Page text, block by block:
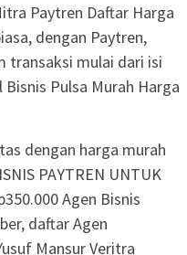
Paytren Daftar Harga
dengan Paytren,
transaksi mulai dari isi
Pulsa Murah Harga
dengan harga murah
PAYTREN UNTUK
Agen Bisnis
daftar Agen
Mansur Veritra